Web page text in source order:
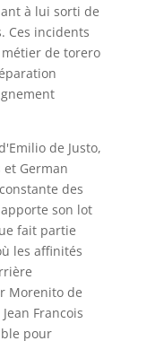
à lui sorti de
Ces incidents
de torero
de Justo,
German
des
son lot
fait partie
les affinités
Morenito de
Francois
pour